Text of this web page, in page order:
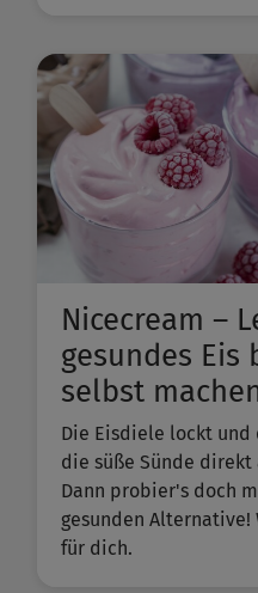
Nicecream –
gesundes Eis
selbst
Die Eisdiele lockt und
die süße Sünde
Dann probier's doch
gesunden
für dich.